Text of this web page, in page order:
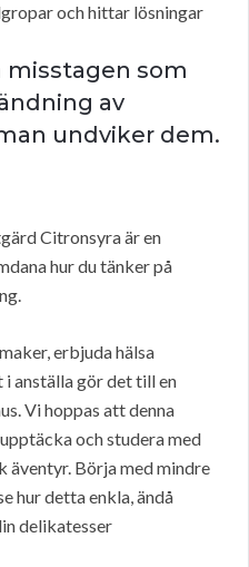
och hittar lösningar
misstagen som
av
undviker dem.
Citronsyra är en
hur du tänker på
erbjuda hälsa
anställa gör det till en
Vi hoppas att denna
och studera med
äventyr. Börja med mindre
hur detta enkla, ändå
delikatesser